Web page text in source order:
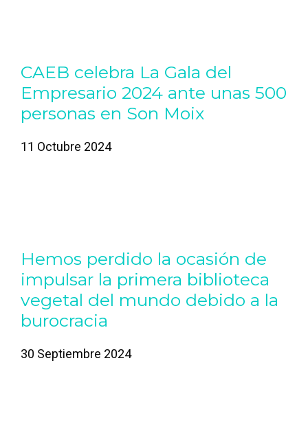
CAEB celebra La Gala del
Empresario 2024 ante unas 500
personas en Son Moix
11 Octubre 2024
Hemos perdido la ocasión de
impulsar la primera biblioteca
vegetal del mundo debido a la
burocracia
30 Septiembre 2024